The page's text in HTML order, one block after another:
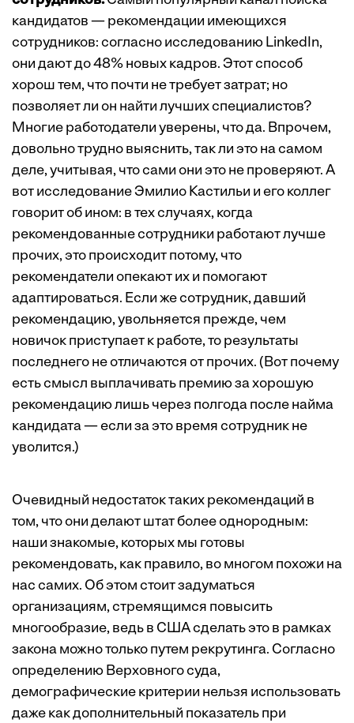
кандидатов — рекомендации имеющихся
сотрудников: согласно исследованию LinkedIn,
они дают до 48% новых кадров. Этот способ
хорош тем, что почти не требует затрат; но
позволяет ли он найти лучших специалистов?
Многие работодатели уверены, что да. Впрочем,
довольно трудно выяснить, так ли это на самом
деле, учитывая, что сами они это не проверяют. А
вот исследование Эмилио Кастильи и его коллег
говорит об ином: в тех случаях, когда
рекомендованные сотрудники работают лучше
прочих, это происходит потому, что
рекомендатели опекают их и помогают
адаптироваться. Если же сотрудник, давший
рекомендацию, увольняется прежде, чем
новичок приступает к работе, то результаты
последнего не отличаются от прочих. (Вот почему
есть смысл выплачивать премию за хорошую
рекомендацию лишь через полгода после найма
кандидата — если за это время сотрудник не
уволится.)
Очевидный недостаток таких рекомендаций в
том, что они делают штат более однородным:
наши знакомые, которых мы готовы
рекомендовать, как правило, во многом похожи на
нас самих. Об этом стоит задуматься
организациям, стремящимся повысить
многообразие, ведь в США сделать это в рамках
закона можно только путем рекрутинга. Согласно
определению Верховного суда,
демографические критерии нельзя использовать
даже как дополнительный показатель при